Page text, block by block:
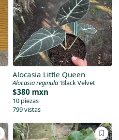
Alocasia Little Queen
Alocasia reginula'Black Velvet'
$380 mxn
10 piezas
799 vistas